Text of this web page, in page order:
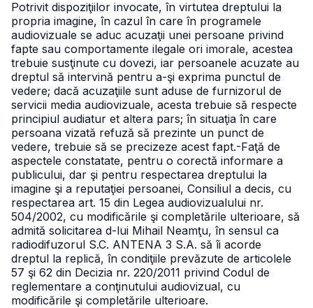
Potrivit dispoziţiilor invocate, în virtutea dreptului la
propria imagine, în cazul în care în programele
audiovizuale se aduc acuzaţii unei persoane privind
fapte sau comportamente ilegale ori imorale, acestea
trebuie susţinute cu dovezi, iar persoanele acuzate au
dreptul să intervină pentru a-şi exprima punctul de
vedere; dacă acuzaţiile sunt aduse de furnizorul de
servicii media audiovizuale, acesta trebuie să respecte
principiul audiatur et altera pars; în situaţia în care
persoana vizată refuză să prezinte un punct de
vedere, trebuie să se precizeze acest fapt.-Faţă de
aspectele constatate, pentru o corectă informare a
publicului, dar şi pentru respectarea dreptului la
imagine şi a reputaţiei persoanei, Consiliul a decis, cu
respectarea art. 15 din Legea audiovizualului nr.
504/2002, cu modificările şi completările ulterioare, să
admită solicitarea d-lui Mihail Neamţu, în sensul ca
radiodifuzorul S.C. ANTENA 3 S.A. să îi acorde
dreptul la replică, în condiţiile prevăzute de articolele
57 şi 62 din Decizia nr. 220/2011 privind Codul de
reglementare a conţinutului audiovizual, cu
modificările şi completările ulterioare.